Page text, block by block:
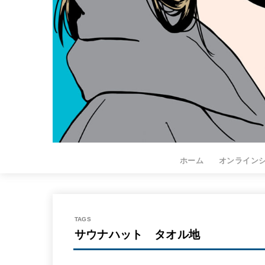
ホーム オンライン
サウナハット タオル地